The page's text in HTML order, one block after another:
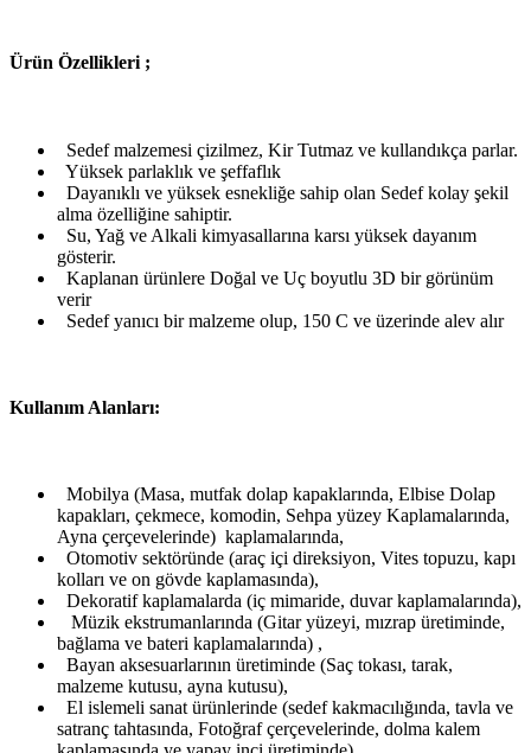
Ürün Özellikleri ;
Sedef malzemesi çizilmez, Kir Tutmaz ve kullandıkça parlar.
Yüksek parlaklık ve şeffaflık
Dayanıklı ve yüksek esnekliğe sahip olan Sedef kolay şekil
alma özelliğine sahiptir.
Su, Yağ ve Alkali kimyasallarına karsı yüksek dayanım
gösterir.
Kaplanan ürünlere Doğal ve Uç boyutlu 3D bir görünüm
verir
Sedef yanıcı bir malzeme olup, 150 C ve üzerinde alev alır
Kullanım Alanları:
Mobilya (Masa, mutfak dolap kapaklarında, Elbise Dolap
kapakları, çekmece, komodin, Sehpa yüzey Kaplamalarında,
Ayna çerçevelerinde) kaplamalarında,
Otomotiv sektöründe (araç içi direksiyon, Vites topuzu, kapı
kolları ve on gövde kaplamasında),
Dekoratif kaplamalarda (iç mimaride, duvar kaplamalarında),
Müzik ekstrumanlarında (Gitar yüzeyi, mızrap üretiminde,
bağlama ve bateri kaplamalarında) ,
Bayan aksesuarlarının üretiminde (Saç tokası, tarak,
malzeme kutusu, ayna kutusu),
El islemeli sanat ürünlerinde (sedef kakmacılığında, tavla ve
satranç tahtasında, Fotoğraf çerçevelerinde, dolma kalem